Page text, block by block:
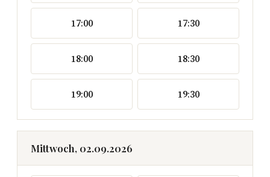
17:00 17:30
18:00 18:30
19:00 19:30
Mittwoch, 02.09.2026